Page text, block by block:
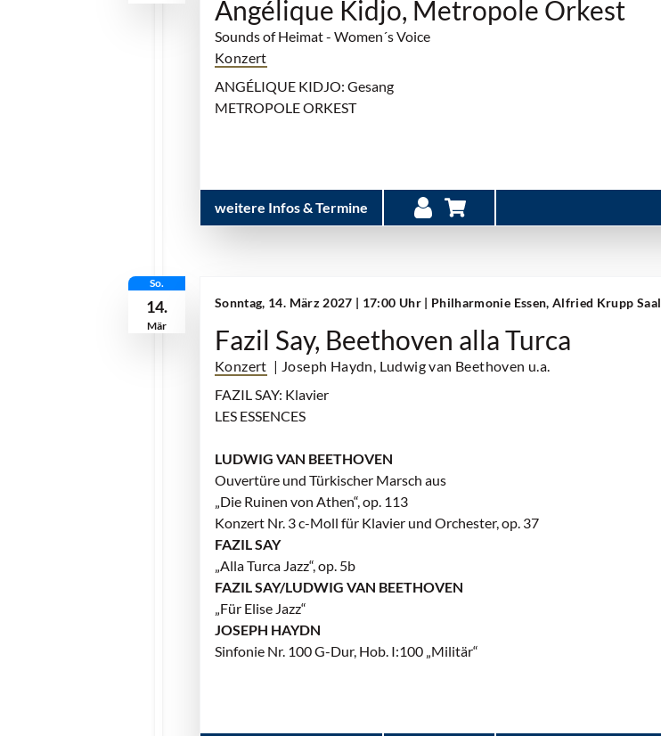
Angélique Kidjo, Metropole Orkest
Sounds of Heimat - Women´s Voice
Konzert
ANGÉLIQUE KIDJO: Gesang
METROPOLE ORKEST
weitere Infos & Termine
So.
14.
Mär
Sonntag, 14. März 2027 | 17:00 Uhr | Philharmonie Essen, Alfried Krupp Saal
Fazil Say, Beethoven alla Turca
Konzert | Joseph Haydn, Ludwig van Beethoven u.a.
FAZIL SAY: Klavier
LES ESSENCES
LUDWIG VAN BEETHOVEN
Ouvertüre und Türkischer Marsch aus
„Die Ruinen von Athen“, op. 113
Konzert Nr. 3 c-Moll für Klavier und Orchester, op. 37
FAZIL SAY
„Alla Turca Jazz“, op. 5b
FAZIL SAY/LUDWIG VAN BEETHOVEN
„Für Elise Jazz“
JOSEPH HAYDN
Sinfonie Nr. 100 G-Dur, Hob. I:100 „Militär“